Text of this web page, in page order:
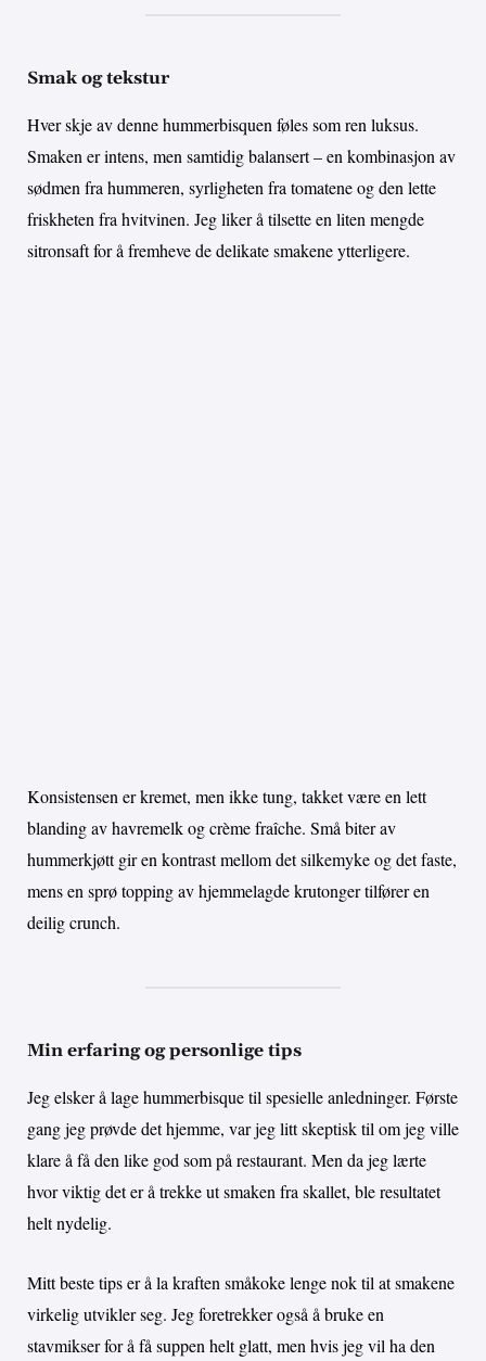
Smak og tekstur
Hver skje av denne hummerbisquen føles som ren luksus.
Smaken er intens, men samtidig balansert – en kombinasjon av
sødmen fra hummeren, syrligheten fra tomatene og den lette
friskheten fra hvitvinen. Jeg liker å tilsette en liten mengde
sitronsaft for å fremheve de delikate smakene ytterligere.
Konsistensen er kremet, men ikke tung, takket være en lett
blanding av havremelk og crème fraîche. Små biter av
hummerkjøtt gir en kontrast mellom det silkemyke og det faste,
mens en sprø topping av hjemmelagde krutonger tilfører en
deilig crunch.
Min erfaring og personlige tips
Jeg elsker å lage hummerbisque til spesielle anledninger. Første
gang jeg prøvde det hjemme, var jeg litt skeptisk til om jeg ville
klare å få den like god som på restaurant. Men da jeg lærte
hvor viktig det er å trekke ut smaken fra skallet, ble resultatet
helt nydelig.
Mitt beste tips er å la kraften småkoke lenge nok til at smakene
virkelig utvikler seg. Jeg foretrekker også å bruke en
stavmikser for å få suppen helt glatt, men hvis jeg vil ha den